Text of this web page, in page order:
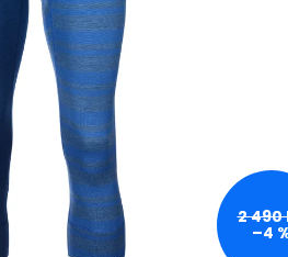
2 490
–4